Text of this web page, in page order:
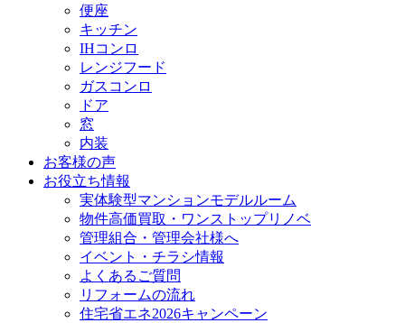
便座
キッチン
IHコンロ
レンジフード
ガスコンロ
ドア
窓
内装
お客様の声
お役立ち情報
実体験型マンションモデルルーム
物件高価買取・ワンストップリノベ
管理組合・管理会社様へ
イベント・チラシ情報
よくあるご質問
リフォームの流れ
住宅省エネ2026キャンペーン